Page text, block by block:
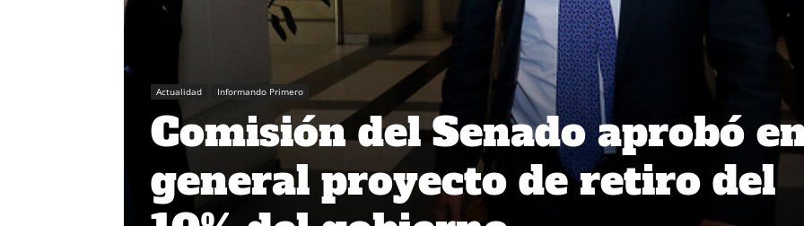
Actualidad Informando Primero
Comisión del Senado aprobó
general proyecto de retiro del